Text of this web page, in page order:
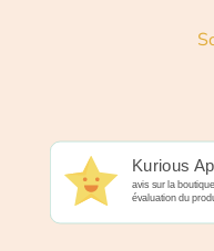
Kurious
avis sur la boutique
évaluation du